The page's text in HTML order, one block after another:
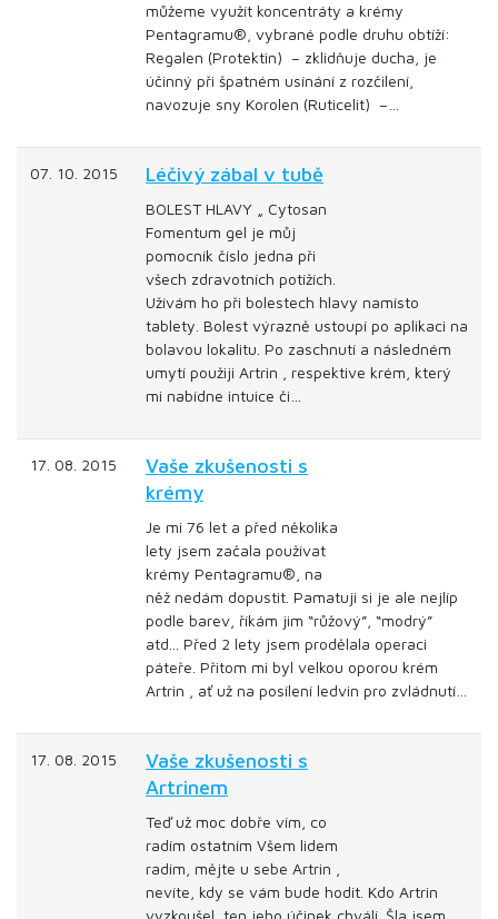
můžeme využít koncentráty a krémy
Pentagramu®, vybrané podle druhu obtíží:
Regalen (Protektin) – zklidňuje ducha, je
účinný při špatném usínání z rozčilení,
navozuje sny Korolen (Ruticelit) –…
07. 10. 2015 Léčivý zábal v tubě
BOLEST HLAVY „ Cytosan
Fomentum gel je můj
pomocník číslo jedna při
všech zdravotních potížích.
Užívám ho při bolestech hlavy namísto
tablety. Bolest výrazně ustoupí po aplikaci na
bolavou lokalitu. Po zaschnutí a následném
umytí použiji Artrin , respektive krém, který
mi nabídne intuice či…
17. 08. 2015
Vaše zkušenosti s
krémy
Je mi 76 let a před několika
lety jsem začala používat
krémy Pentagramu®, na
něž nedám dopustit. Pamatuji si je ale nejlíp
podle barev, říkám jim “růžový”, “modrý”
atd... Před 2 lety jsem prodělala operaci
páteře. Přitom mi byl velkou oporou krém
Artrin , ať už na posílení ledvin pro zvládnutí…
17. 08. 2015
Vaše zkušenosti s
Artrinem
Teď už moc dobře vím, co
radím ostatním Všem lidem
radím, mějte u sebe Artrin ,
nevíte, kdy se vám bude hodit. Kdo Artrin
vyzkoušel, ten jeho účinek chválí. Šla jsem